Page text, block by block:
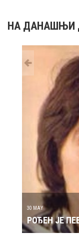
НА ДАНАШЊИ
30 MAY
РОЂЕН ЈЕ